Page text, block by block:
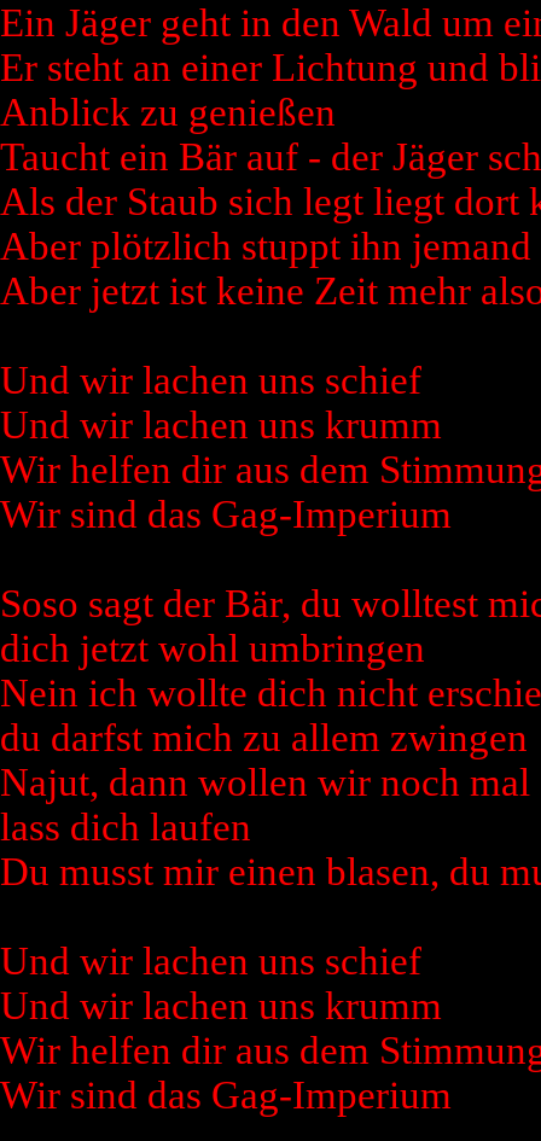
Ein Jäger geht in den Wald um
Er steht an einer Lichtung und
Anblick zu genießen
Taucht ein Bär auf - der Jäger
Als der Staub sich legt liegt dort
Aber plötzlich stuppt ihn
Aber jetzt ist keine Zeit mehr
Und wir lachen uns schief
Und wir lachen uns krumm
Wir helfen dir aus dem
Wir sind das Gag-Imperium
Soso sagt der Bär, du wolltest
dich jetzt wohl umbringen
Nein ich wollte dich nicht
du darfst mich zu allem zwingen
Najut, dann wollen wir noch mal
lass dich laufen
Du musst mir einen blasen, du
Und wir lachen uns schief
Und wir lachen uns krumm
Wir helfen dir aus dem
Wir sind das Gag-Imperium